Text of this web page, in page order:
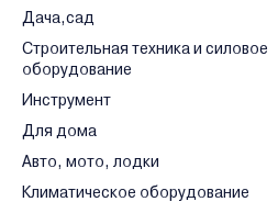
Дача,сад
Строительная техника и силовое
оборудование
Инструмент
Для дома
Авто, мото, лодки
Климатическое оборудование